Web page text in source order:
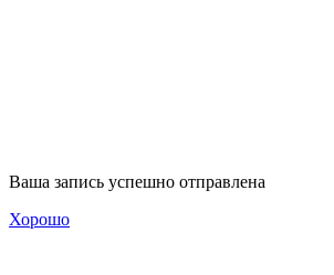
Ваша запись успешно отправлена
Хорошо